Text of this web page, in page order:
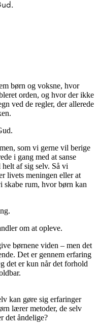
børn og voksne, hvor
orden, og hvor der ikke
ved de regler, der allerede
som vi gerne vil berige
i gang med at sanse
af sig selv. Så vi
livets meningen eller at
skabe rum, hvor børn kan
om at opleve.
børnene viden – men det
Det er gennem erfaring
det er kun når det forhold
kan gøre sig erfaringer
lærer metoder, de selv
det åndelige?